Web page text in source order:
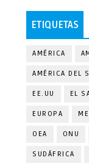
ETIQUETAS
AMÉRICA
AMÉRICA DEL
EE.UU EL
EUROPA
OEA ONU
SUDÁFRICA